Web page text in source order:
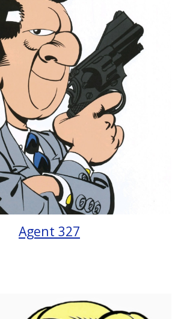
Agent 327